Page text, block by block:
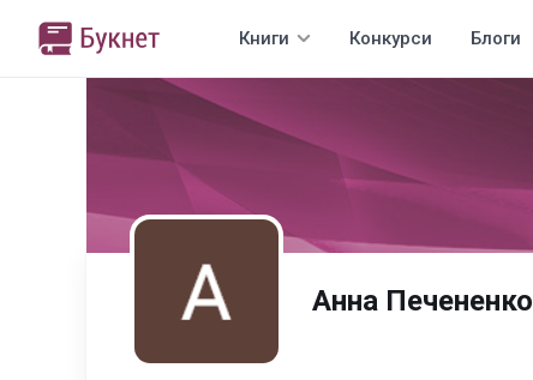
Книги Конкурси Блоги
Анна Печененко